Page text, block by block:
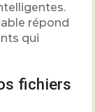
répond
qui
fichiers